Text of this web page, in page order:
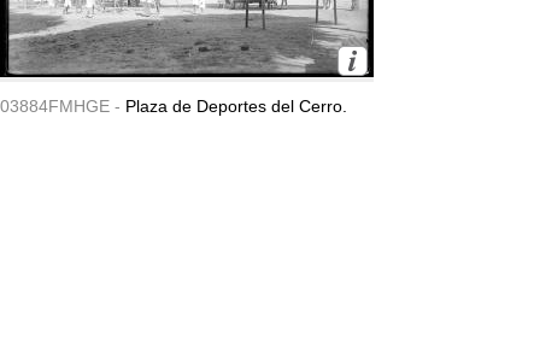
03884FMHGE - Plaza de Deportes del Cerro.